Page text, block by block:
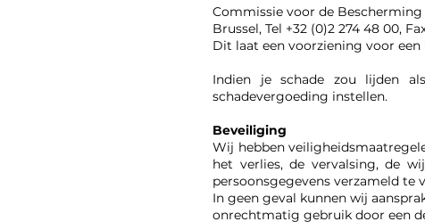
Commissie voor de Bescherming
Brussel, Tel +32 (0)2 274 48 00,
Dit laat een voorziening voor
Indien je schade zou lijden
schadevergoeding instellen.
Beveiliging
Wij hebben
het verlies, de vervalsing, de
persoonsgegevens verzameld te
In geen geval kunnen wij
onrechtmatig gebruik door een